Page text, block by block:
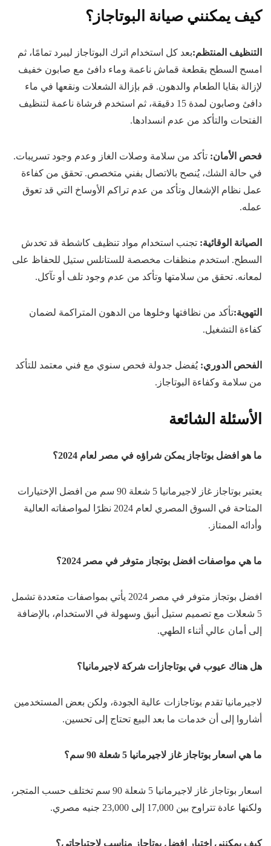
كيف يمكنني صيانة البوتاجاز؟
التنظيف المنتظم:بعد كل استخدام اترك البوتاجاز ليبرد تمامًا، ثم
امسح السطح بقطعة قماش ناعمة وماء دافئ مع صابون خفيف
لإزالة بقايا الطعام والدهون. قم بإزالة الشعلات ونقعها في ماء
دافئ وصابون لمدة 15 دقيقة، ثم استخدم فرشاة ناعمة لتنظيف
الفتحات والتأكد من عدم انسدادها.
فحص الأمان: تأكد من سلامة وصلات الغاز وعدم وجود تسريبات.
في حالة الشك، يُنصح بالاتصال بفني متخصص. تحقق من كفاءة
عمل نظام الإشعال وتأكد من عدم تراكم الأوساخ التي قد تعوق
عمله.
الصيانة الوقائية: تجنب استخدام مواد تنظيف كاشطة قد تخدش
السطح. استخدم منظفات مخصصة للستانلس ستيل للحفاظ على
لمعانه. تحقق من سلامتها وتأكد من عدم وجود تلف أو تآكل.
التهوية:تأكد من نظافتها وخلوها من الدهون المتراكمة لضمان
كفاءة التشغيل.
الفحص الدوري: يُفضل جدولة فحص سنوي مع فني معتمد للتأكد
من سلامة وكفاءة البوتاجاز.
الأسئلة الشائعة
ما هو افضل بوتاجاز يمكن شراؤه في مصر لعام 2024؟
يعتبر بوتاجاز غاز لاجيرمانيا 5 شعلة 90 سم من افضل الإختيارات
المتاحة في السوق المصري لعام 2024 نظرًا لمواصفاته العالية
وأدائه الممتاز.
ما هي مواصفات افضل بوتجاز متوفر في مصر 2024؟
افضل بوتجاز متوفر في مصر 2024 يأتي بمواصفات متعددة تشمل
5 شعلات مع تصميم ستيل أنيق وسهولة في الاستخدام، بالإضافة
إلى أمان عالي أثناء الطهي.
هل هناك عيوب في بوتاجازات شركة لاجيرمانيا؟
لاجيرمانيا تقدم بوتاجازات عالية الجودة، ولكن بعض المستخدمين
أشاروا إلى أن خدمات ما بعد البيع تحتاج إلى تحسين.
ما هي اسعار بوتاجاز غاز لاجيرمانيا 5 شعلة 90 سم؟
اسعار بوتاجاز غاز لاجيرمانيا 5 شعلة 90 سم تختلف حسب المتجر،
ولكنها عادة تتراوح بين 17,000 إلى 23,000 جنيه مصري.
كيف يمكنني اختيار افضل بوتاجاز مناسب لاحتياجاتي؟